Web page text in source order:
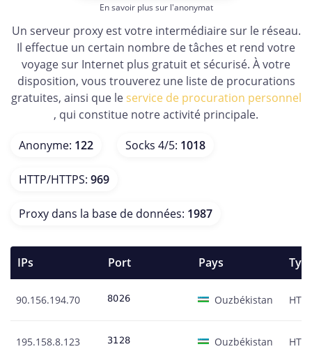
En savoir plus sur l'anonymat
Un serveur proxy est votre intermédiaire sur le réseau.
Il effectue un certain nombre de tâches et rend votre
voyage sur Internet plus gratuit et sécurisé. À votre
disposition, vous trouverez une liste de procurations
gratuites, ainsi que le service de procuration personnel
, qui constitue notre activité principale.
Anonyme: 122 Socks 4/5: 1018
HTTP/HTTPS: 969
Proxy dans la base de données: 1987
IPs Port Pays
90.156.194.70 Ouzbékistan HTTP
195.158.8.123 Ouzbékistan HTTP